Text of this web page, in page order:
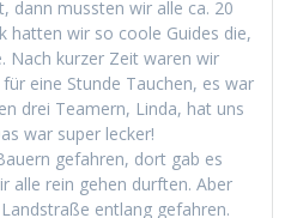
dann mussten wir alle ca. 20
hat­ten wir so coole Guides die,
Nach kurz­er Zeit waren wir
eine Stunde Tauchen, es war
drei Team­ern, Lin­da, hat uns
war super lecker!
gefahren, dort gab es
alle rein gehen durften. Aber
ent­lang gefahren.